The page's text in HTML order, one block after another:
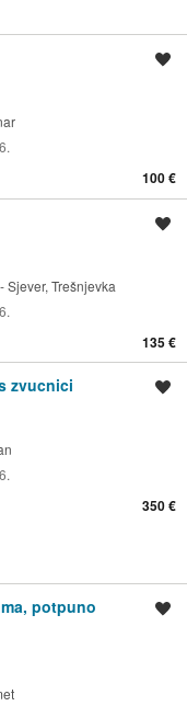
100 €
Sjever, Trešnjevka
135 €
zvucnici
350 €
potpuno